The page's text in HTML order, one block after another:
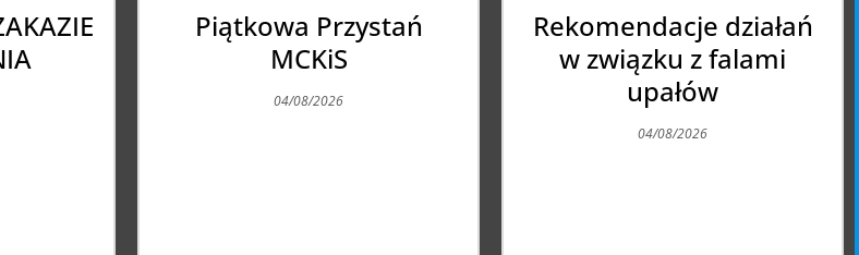
Rekomendacje działań
w związku z falami
upałów
LETNI ZLOT
MOTOCYKLOWY W
PUŁTUSKU
03/08/2026